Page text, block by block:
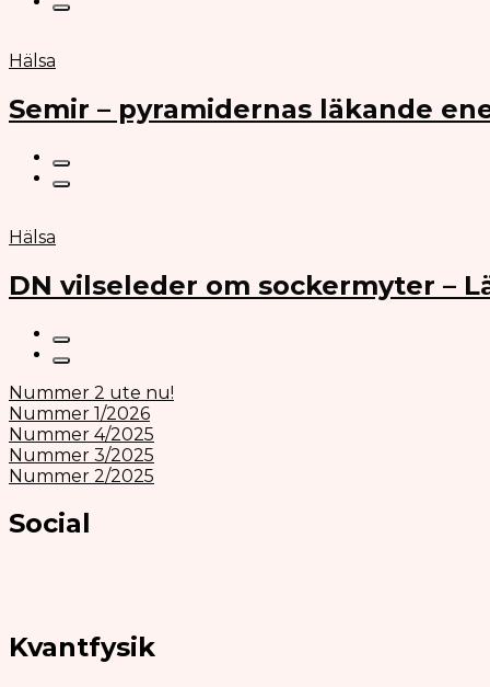
Hälsa
Semir – pyramidernas läkande
Hälsa
DN vilseleder om sockermyter –
Nummer 2 ute nu!
Nummer 1/2026
Nummer 4/2025
Nummer 3/2025
Nummer 2/2025
Social
Kvantfysik